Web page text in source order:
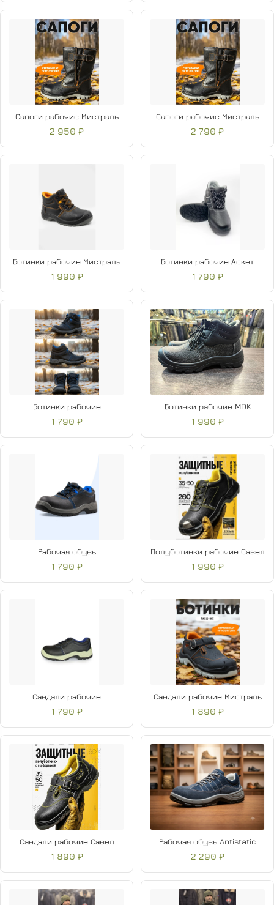
Сапоги рабочие Мистраль
2 950 ₽
Сапоги рабочие Мистраль
2 790 ₽
Ботинки рабочие Мистраль
1 990 ₽
Ботинки рабочие Аскет
1 790 ₽
Ботинки рабочие
1 790 ₽
Ботинки рабочие MDK
1 990 ₽
Рабочая обувь
1 790 ₽
Полуботинки рабочие Савел
1 990 ₽
Сандали рабочие
1 790 ₽
Сандали рабочие Мистраль
1 890 ₽
Сандали рабочие Савел
1 890 ₽
Рабочая обувь Antistatic
2 290 ₽